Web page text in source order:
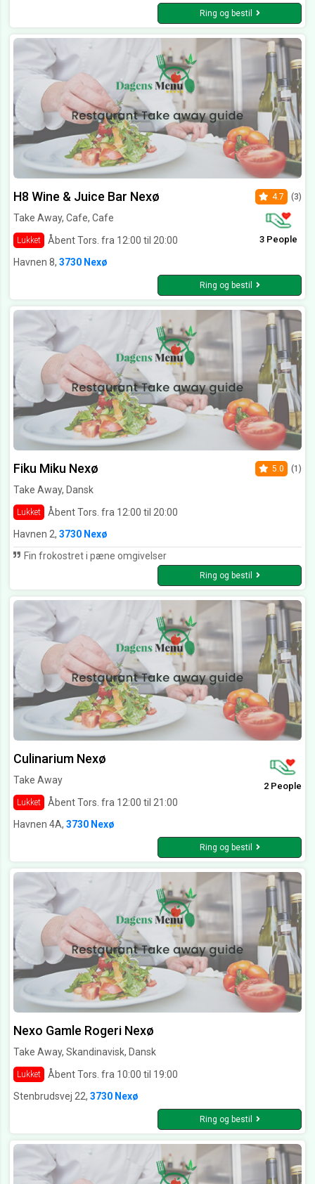
Ring og bestil
H8 Wine & Juice Bar Nexø
Take Away, Cafe, Cafe
Lukket Åbent Tors. fra 12:00 til 20:00
4.7 (3)
3 People
Havnen 8, 3730 Nexø
Ring og bestil
Fiku Miku Nexø
Take Away, Dansk
Lukket Åbent Tors. fra 12:00 til 20:00
5.0 (1)
Havnen 2, 3730 Nexø
Fin frokostret i pæne omgivelser
Ring og bestil
Culinarium Nexø
Take Away
Lukket Åbent Tors. fra 12:00 til 21:00
2 People
Havnen 4A, 3730 Nexø
Ring og bestil
Nexo Gamle Rogeri Nexø
Take Away, Skandinavisk, Dansk
Lukket
Åbent Tors. fra 10:00 til 19:00
Stenbrudsvej 22, 3730 Nexø
Ring og bestil